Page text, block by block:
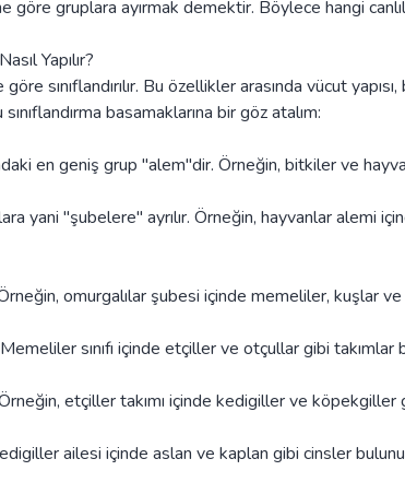
göre gruplara ayırmak demektir. Böylece hangi
Yapılır?
sınıflandırılır. Bu özellikler arasında vücut
basamaklarına bir göz atalım:
en geniş grup "alem"dir. Örneğin, bitkiler ve
yani "şubelere" ayrılır. Örneğin, hayvanlar alemi
omurgalılar şubesi içinde memeliler, kuşlar ve
Memeliler sınıfı içinde etçiller ve otçullar gibi takımlar
Örneğin, etçiller takımı içinde kedigiller ve köpekgiller
ailesi içinde aslan ve kaplan gibi cinsler